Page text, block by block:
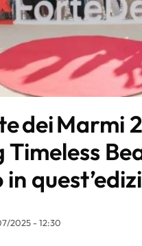
dei Marmi
2025 - 12:30